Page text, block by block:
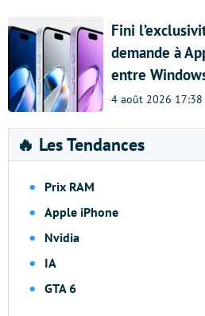
Fini
demande à
entre
4 août 2026 17:38
🔥 Les Tendances
Prix RAM
Apple iPhone
Nvidia
IA
GTA 6